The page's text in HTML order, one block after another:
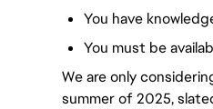
You have
You must be
We are only
summer of 2025,